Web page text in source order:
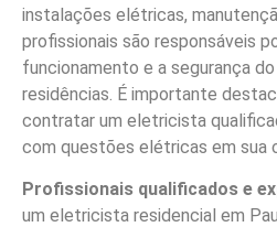
instalações elétricas,
profissionais são responsáveis
funcionamento e a segurança
residências. É importante
contratar um eletricista
com questões elétricas em sua
Profissionais qualificados e
um eletricista residencial em